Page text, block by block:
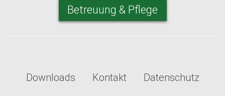
Betreuung & Pflege
Downloads Kontakt Datenschutz